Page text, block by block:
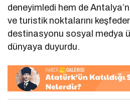
deneyimledi hem de
ve turistik noktalarını
destinasyonu sosyal medya
dünyaya duyurdu.